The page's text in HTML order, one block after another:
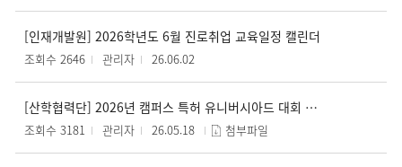
[인재개발원] 2026학년도 6월 진로취업 교육일정 캘린더
조회수 2646 관리자 26.06.02
[산학협력단] 2026년 캠퍼스 특허 유니버시아드 대회 안내
조회수 3181 관리자 26.05.18 첨부파일